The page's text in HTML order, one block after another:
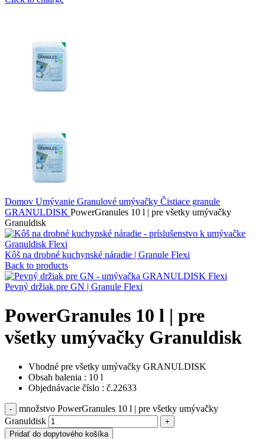
Domov Umývanie Granulové umývačky Čistiace granule
GRANULDISK PowerGranules 10 l | pre všetky umývačky
Granuldisk
Kôš na drobné kuchynské náradie | Granule Flexi
Back to products
Pevný držiak pre GN | Granule Flexi
PowerGranules 10 l | pre
všetky umývačky Granuldisk
Vhodné pre všetky umývačky GRANULDISK
Obsah balenia : 10 l
Objednávacie číslo : č.22633
množstvo PowerGranules 10 l | pre všetky umývačky
Granuldisk
Pridať do dopytového košíka